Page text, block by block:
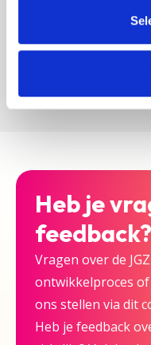
Versturen
Heb je
feedback?
Vragen over de
ontwikkelproces
ons stellen via dit
Heb je feedback